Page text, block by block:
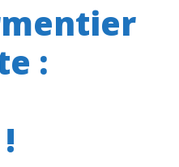
: